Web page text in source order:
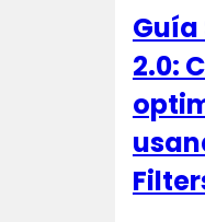
2.0: